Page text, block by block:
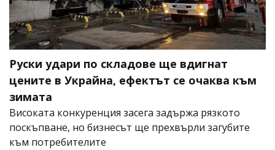
Руски удари по складове ще вдигнат
цените в Украйна, ефектът се очаква към
зимата
Високата конкуренция засега задържа рязкото
поскъпване, но бизнесът ще прехвърли загубите
към потребителите